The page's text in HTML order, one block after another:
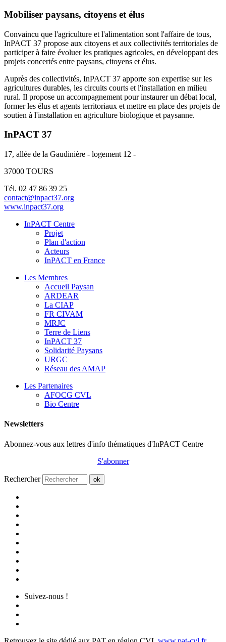
Mobiliser paysans, citoyens et élus
Convaincu que l'agriculture et l'alimentation sont l'affaire de tous,
InPACT 37 propose aux citoyens et aux collectivités territoriales de
participer à faire évoluer les pratiques agricoles, en développant des
projets concertés entre paysans, citoyens et élus.
Auprès des collectivités, InPACT 37 apporte son expertise sur les
agricultures durables, les circuits courts et l'installation en milieu
rural. Il propose un accompagnement pour instaurer un débat local,
former les élus et agents territoriaux et mettre en place des projets de
soutien à l'installation en agriculture biologique et paysanne.
InPACT 37
17, allée de la Gaudinière - logement 12 -
37000 TOURS
Tél. 02 47 86 39 25
contact@inpact37.org
www.inpact37.org
InPACT Centre
Projet
Plan d'action
Acteurs
InPACT en France
Les Membres
Accueil Paysan
ARDEAR
La CIAP
FR CIVAM
MRJC
Terre de Liens
InPACT 37
Solidarité Paysans
URGC
Réseau des AMAP
Les Partenaires
AFOCG CVL
Bio Centre
Newsletters
Abonnez-vous aux lettres d'info thématiques d'InPACT Centre
S'abonner
Rechercher ok
Suivez-nous !